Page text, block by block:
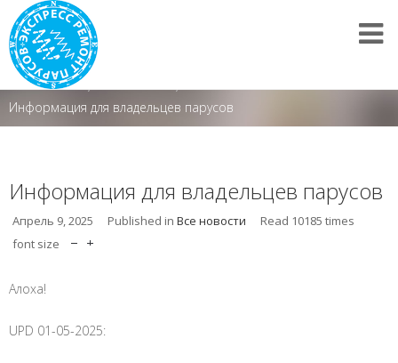
Все новости / /
Информация для владельцев парусов
Информация для владельцев парусов
Апрель 9, 2025 Published in Все новости Read 10185 times
font size
Алоха!
UPD 01-05-2025: